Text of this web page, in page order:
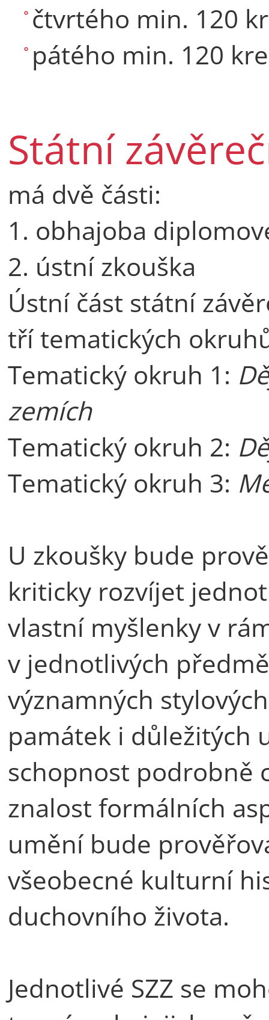
čtvrtého min. 120
pátého min. 120
Státní
má dvě části:
1. obhajoba
2. ústní zkouška
Ústní část státní
tří tematických
Tematický okruh 1:
zemích
Tematický okruh 2:
Tematický okruh 3:
U zkoušky bude
kriticky rozvíjet
vlastní myšlenky v
v jednotlivých
významných
památek i důležitých
schopnost podrobně
znalost formálních
umění bude
všeobecné kulturní
duchovního života.
Jednotlivé SZZ se